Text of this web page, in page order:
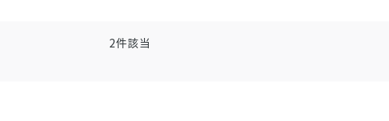
2件該当